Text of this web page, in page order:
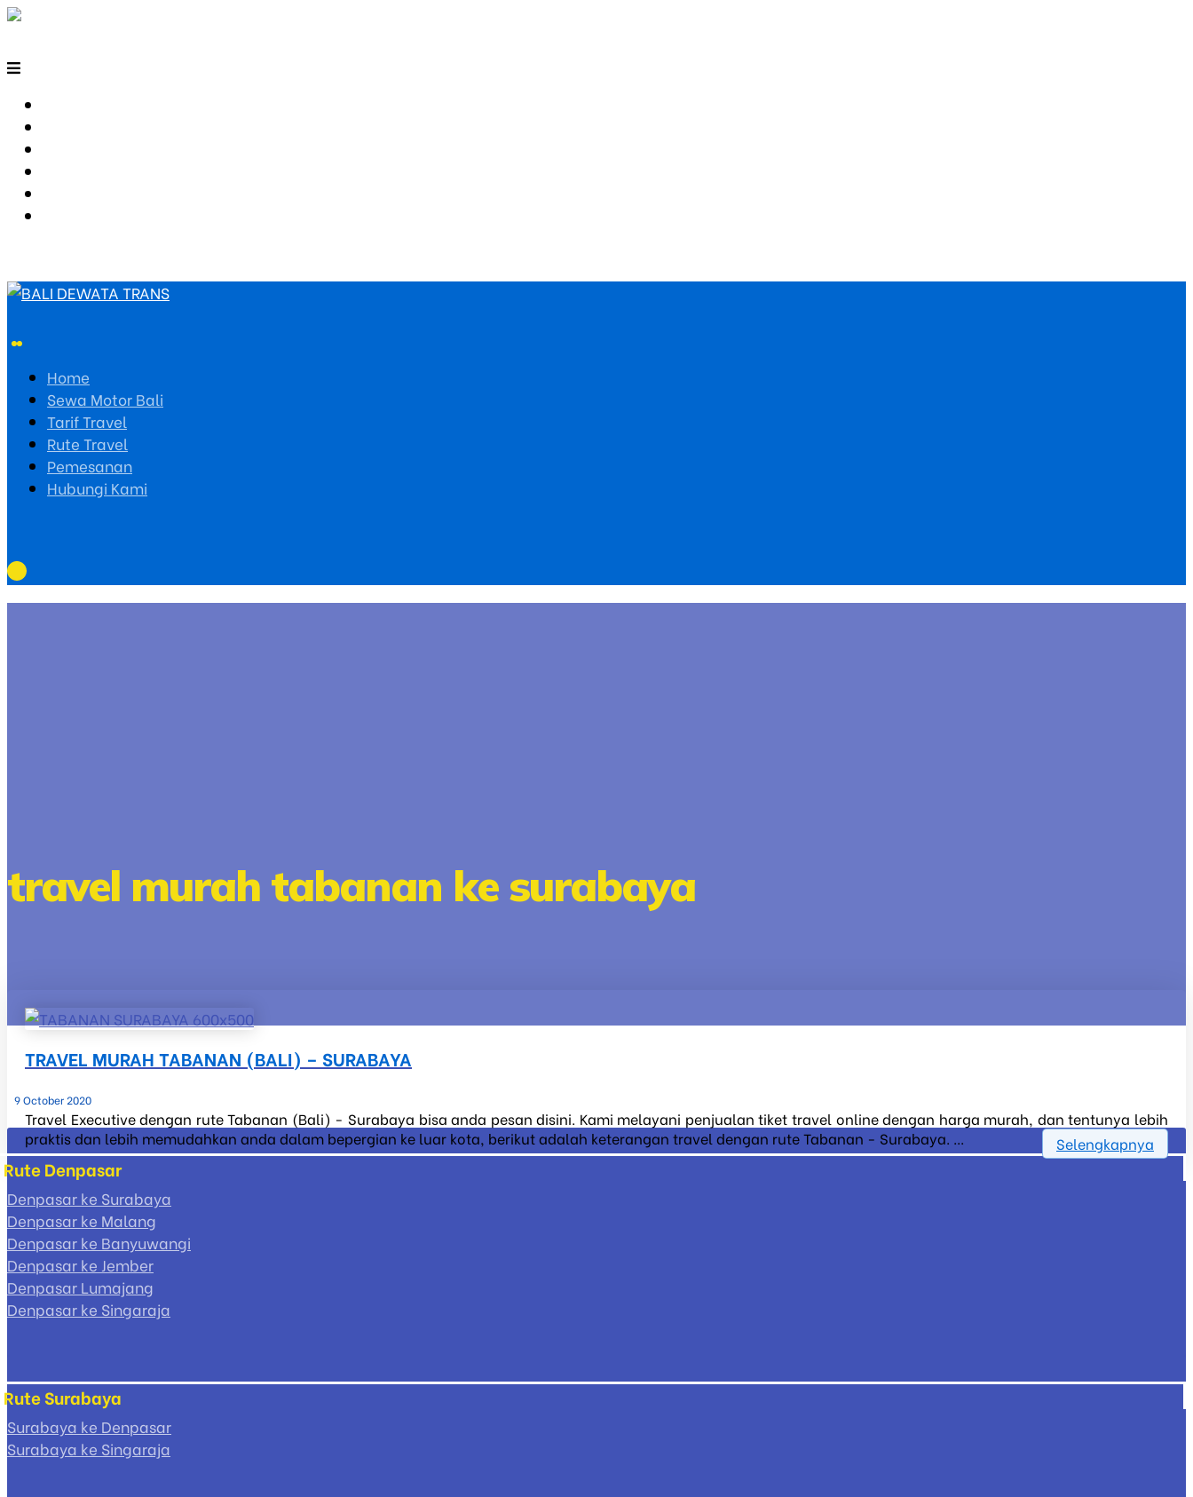
Home
Sewa Motor Bali
Tarif Travel
Rute Travel
Pemesanan
Hubungi Kami
travel murah tabanan ke surabaya
TRAVEL MURAH TABANAN (BALI) – SURABAYA
9 October 2020
Travel Executive dengan rute Tabanan (Bali) - Surabaya bisa anda pesan disini. Kami melayani penjualan tiket travel online dengan harga murah, dan tentunya lebih
praktis dan lebih memudahkan anda dalam bepergian ke luar kota, berikut adalah keterangan travel dengan rute Tabanan - Surabaya. ...
Selengkapnya
Rute Denpasar
Denpasar ke Surabaya
Denpasar ke Malang
Denpasar ke Banyuwangi
Denpasar ke Jember
Denpasar Lumajang
Denpasar ke Singaraja
Rute Surabaya
Surabaya ke Denpasar
Surabaya ke Singaraja